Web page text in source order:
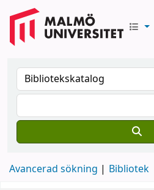
Avancerad sökning Bibliotek